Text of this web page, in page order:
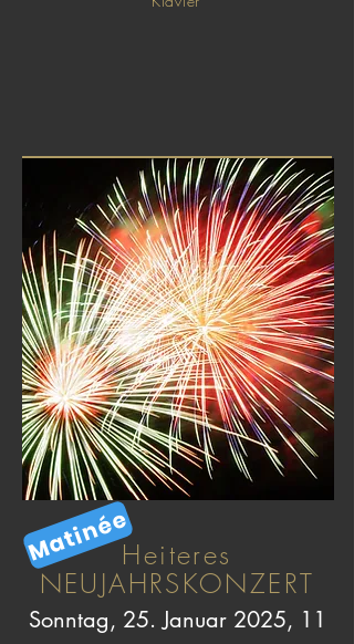
MatinéeHeiteres
NEUJAHRSKONZERT
Sonntag, 25. Januar 2025, 11